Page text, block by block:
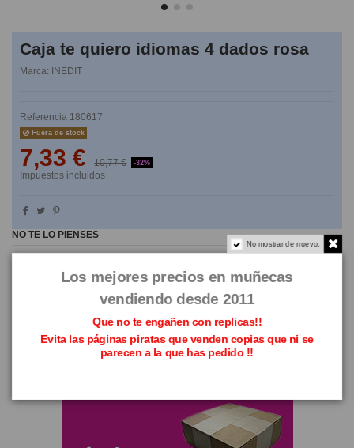
Caja te quiero idiomas 4 dados rosa
Marca: INEDIT
Referencia 180617
Fuera de stock
7,33 € 10,77 € -32%
Impuestos incluidos
NO TE LO PIENSES
No mostrar de nuevo.
Los mejores precios en muñecas
vendiendo desde 2011
Que no te engañen con replicas!!
Evita las páginas piratas que venden copias que ni se
parecen a la que has pedido !!